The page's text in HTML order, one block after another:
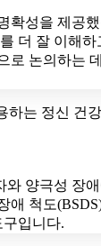
확성을 제공
더 잘 이해
로 논의하는
하는 정신 건
와 양극성 장
애 척도
입니다.